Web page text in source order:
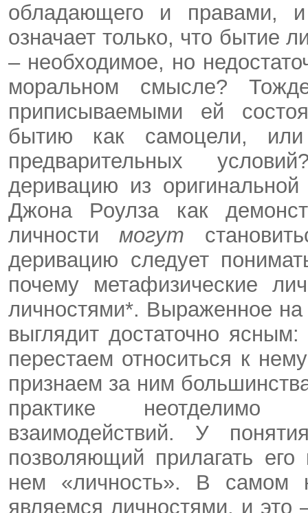
обладающего и правами,
означает только, что бытие
– необходимое, но
моральном смысле?
приписываемыми ей
бытию как самоцели,
предварительных
деривацию из
Джона Роулза как
личностимогут
деривацию следует
почему метафизические
личностями*. Выраженное на
выглядит достаточно
перестаем относиться к
признаем за ним
практике
взаимодействий. У
позволяющий прилагать
нем «личность». В
являемся личностями, и